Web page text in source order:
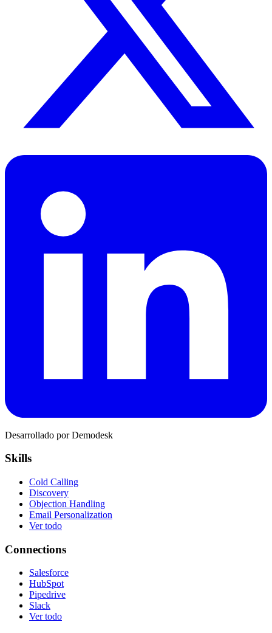
Desarrollado por Demodesk
Skills
Cold Calling
Discovery
Objection Handling
Email Personalization
Ver todo
Connections
Salesforce
HubSpot
Pipedrive
Slack
Ver todo